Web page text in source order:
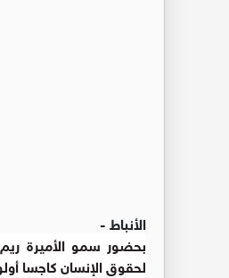
الأنباط -
بحضور سمو الأميرة
لحقوق الإنسان كاجسا